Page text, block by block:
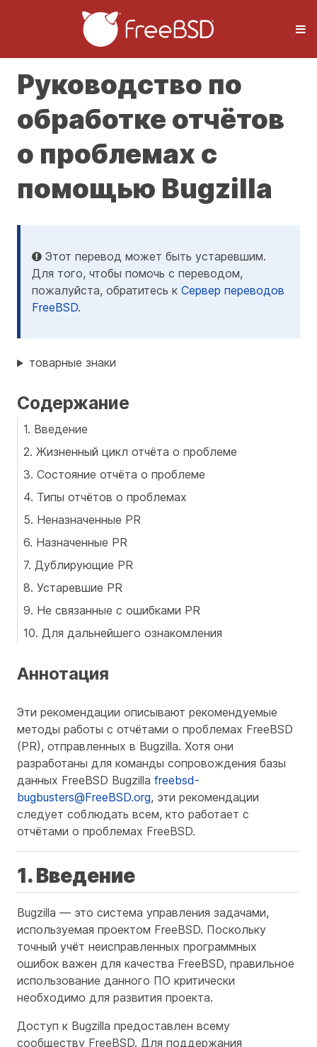
Руководство по
обработке отчётов
о проблемах с
помощью Bugzilla
Этот перевод может быть устаревшим.
Для того, чтобы помочь с переводом,
пожалуйста, обратитесь к Сервер переводов
FreeBSD.
товарные знаки
Содержание
1. Введение
2. Жизненный цикл отчёта о проблеме
3. Состояние отчёта о проблеме
4. Типы отчётов о проблемах
5. Неназначенные PR
6. Назначенные PR
7. Дублирующие PR
8. Устаревшие PR
9. Не связанные с ошибками PR
10. Для дальнейшего ознакомления
Аннотация
Эти рекомендации описывают рекомендуемые
методы работы с отчётами о проблемах FreeBSD
(PR), отправленных в Bugzilla. Хотя они
разработаны для команды сопровождения базы
данных FreeBSD Bugzilla freebsd-
bugbusters@FreeBSD.org, эти рекомендации
следует соблюдать всем, кто работает с
отчётами о проблемах FreeBSD.
1. Введение
Bugzilla — это система управления задачами,
используемая проектом FreeBSD. Поскольку
точный учёт неисправленных программных
ошибок важен для качества FreeBSD, правильное
использование данного ПО критически
необходимо для развития проекта.
Доступ к Bugzilla предоставлен всему
сообществу FreeBSD. Для поддержания